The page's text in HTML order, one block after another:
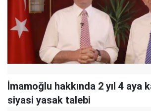
İmamoğlu hakkında 2 yıl 4 aya
siyasi yasak talebi